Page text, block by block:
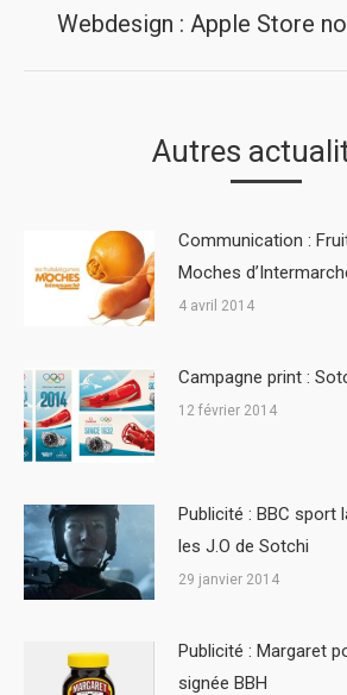
Next
Webdesign : Apple Store
Autres
Communication :
Moches
4 avril 2014
Campagne print :
12 février 2014
Publicité : BBC sport
les J.O de Sotchi
29 janvier 2014
Publicité : Margaret
signée BBH